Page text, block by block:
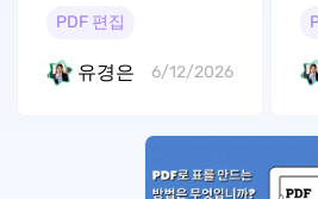
택 가이드
PDF 편집
유경은 6/12/2026